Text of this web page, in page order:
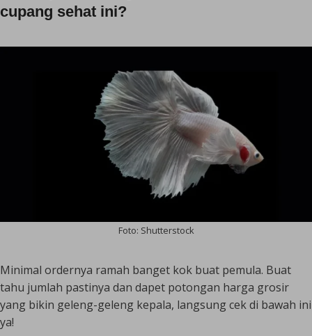
cupang sehat ini?
Foto: Shutterstock
Minimal ordernya ramah banget kok buat pemula. Buat
tahu jumlah pastinya dan dapet potongan harga grosir
yang bikin geleng-geleng kepala, langsung cek di bawah ini
ya!